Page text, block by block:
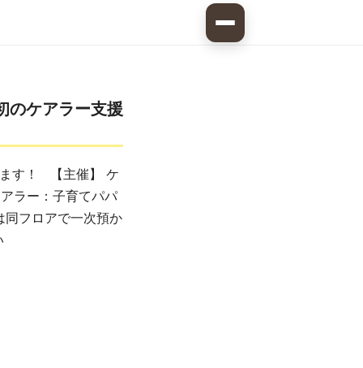
のケアラー支援
す！ 【主催】 ケ
ラー：子育てパパ
同フロアで一次預か